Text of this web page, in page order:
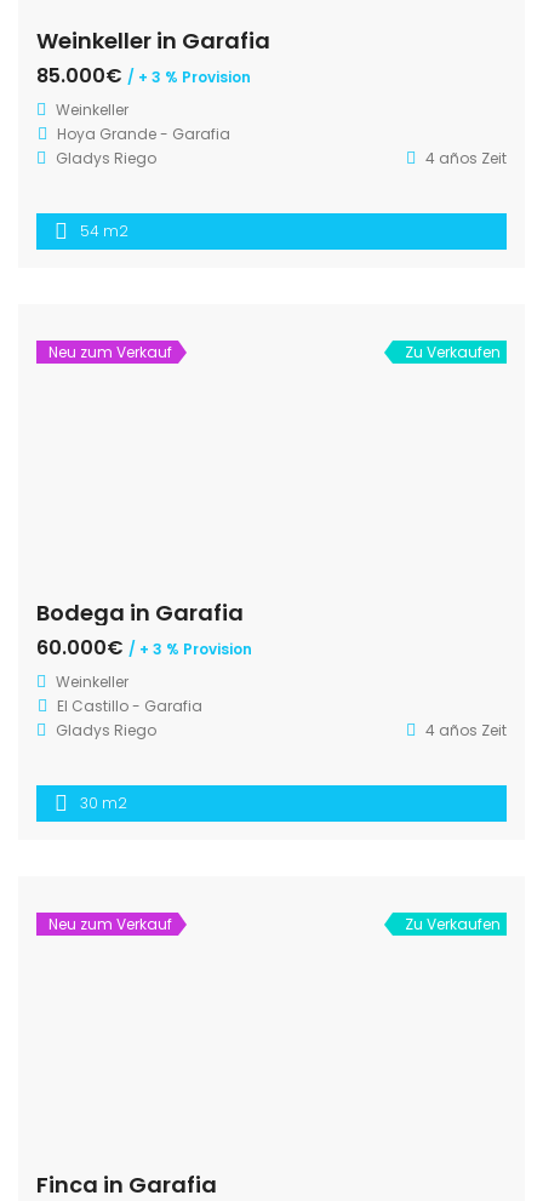
Weinkeller in Garafia
85.000€ / + 3 % Provision
Weinkeller
Hoya Grande - Garafia
Gladys Riego
4 años Zeit
54 m2
Neu zum Verkauf Zu Verkaufen
Bodega in Garafia
60.000€ / + 3 % Provision
Weinkeller
El Castillo - Garafia
Gladys Riego
4 años Zeit
30 m2
Neu zum Verkauf Zu Verkaufen
Finca in Garafia